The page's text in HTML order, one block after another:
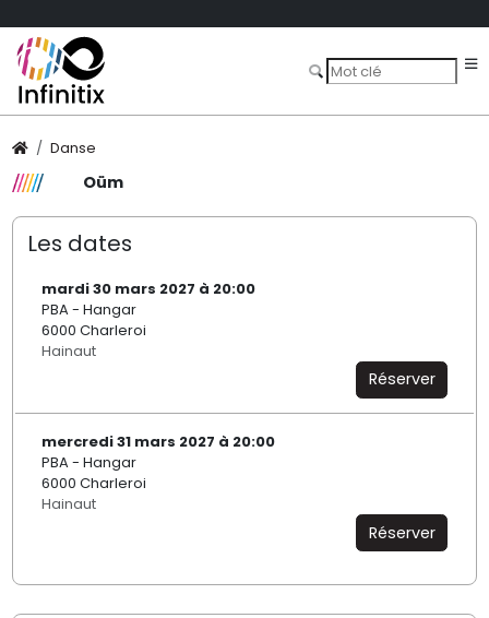
Danse
Oüm
Les dates
mardi 30 mars 2027 à 20:00
PBA - Hangar
6000 Charleroi
Hainaut
Réserver
mercredi 31 mars 2027 à 20:00
PBA - Hangar
6000 Charleroi
Hainaut
Réserver